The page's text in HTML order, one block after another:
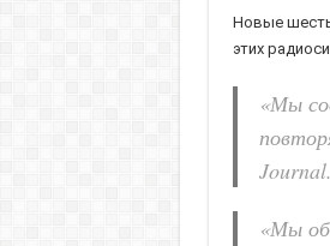
Новые шесть
этих
«Мы
Journal.
«Мы